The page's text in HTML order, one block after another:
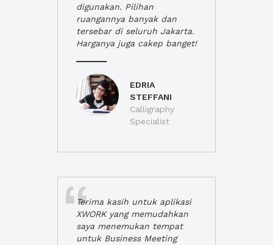
digunakan. Pilihan
ruangannya banyak dan
tersebar di seluruh Jakarta.
Harganya juga cakep banget!
EDRIA
STEFFANI
Calligraphy
Specialist
Terima kasih untuk aplikasi
XWORK yang memudahkan
saya menemukan tempat
untuk Business Meeting